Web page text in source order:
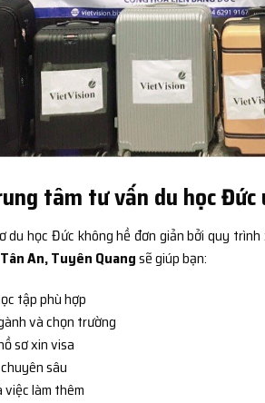
tâm tư vấn du học
du học Đức không hề đơn giản bởi quy
An, Tuyên Quangsẽ giúp bạn:
tập phù hợp
và chọn trường
sơ xin visa
sâu
làm thêm